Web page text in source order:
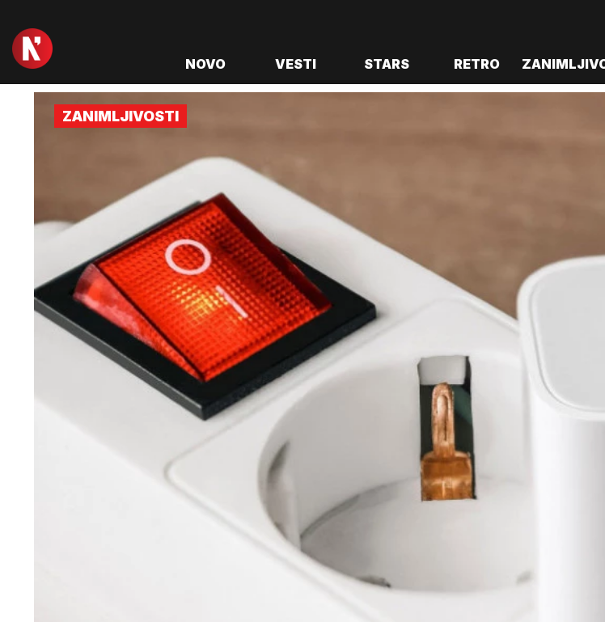
NOVO VESTI STARS RETRO
ZANIMLJIVOSTI